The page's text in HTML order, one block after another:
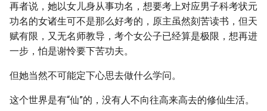
再者说，她以女儿身从事功名，想要考上对应男子科考状元
功名的女诸生可不是那么好考的，原主虽然刻苦读书，但天
赋有限，又无名师教导，考个女公子已经算是极限，想再进
一步，怕是谢怜要下苦功夫。
但她当然不可能定下心思去做什么学问。
这个世界是有“仙”的，没有人不向往高来高去的修仙生活。